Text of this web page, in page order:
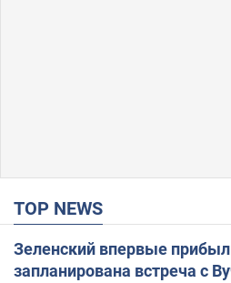
TOP NEWS
Зеленский впервые
запланирована встреча с